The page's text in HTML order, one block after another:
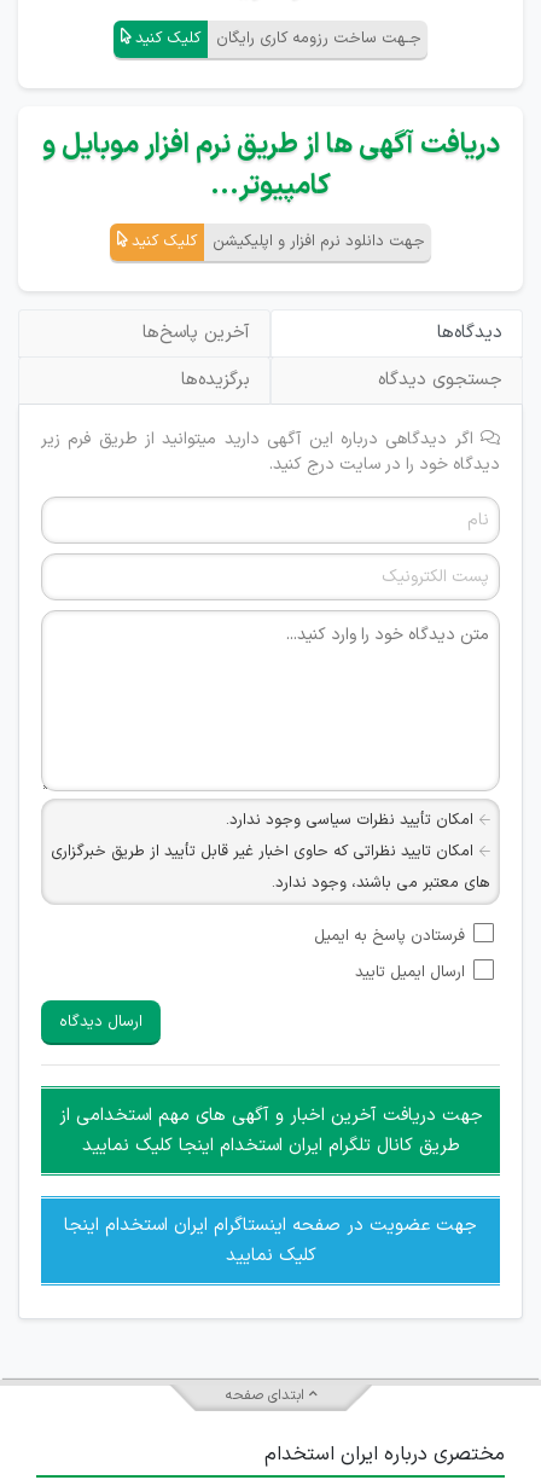
جـهت ساخت رزومه کاری رایگان کلیک کنید
دریافت آگهی ها از طریق نرم افزار موبایل و
کامپیوتر...
جهت دانلود نرم افزار و اپلیکیشن کلیک کنید
دیدگاه‌ها
آخرین پاسخ‌ها
جستجوی دیدگاه
برگزیده‌ها
اگر دیدگاهی درباره این آگهی دارید میتوانید از طریق فرم زیر
دیدگاه خود را در سایت درج کنید.
امکان تأیید نظرات سیاسی وجود ندارد.
امکان تایید نظراتی که حاوی اخبار غیر قابل تأیید از طریق خبرگزاری
های معتبر می باشند، وجود ندارد.
شبکه های مجازی ارتباطی می باشند وجود ندارد.
امکان تأیید نظرات کاربرانی که به هر طریقی قصد مأیوس کردن
هرگونه تحریک، تحقیر و کنایه به سایر افراد (مسئول و غیر مسئول)
غیر مجاز می باشد.
امکان هماهنگی برای هرگونه ملاقات حضوری چه به صورت دسته
جمعی و چه فردی توسط کاربران سایت وجود ندارد.
فرستادن پاسخ به ایمیل
ارسال ایمیل تایید
ارسال دیدگاه
جهت دریافت آخرین اخبار و آگهی های مهم استخدامی از
طریق کانال تلگرام ایران استخدام اینجا کلیک نمایید
جهت عضویت در صفحه اینستاگرام ایران استخدام اینجا
کلیک نمایید
ابتدای صفحه
مختصری درباره ایران استخدام